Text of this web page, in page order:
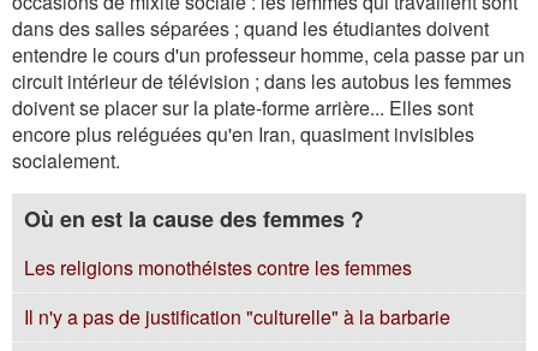
dans des salles séparées ; quand les étudiantes doivent
entendre le cours d'un professeur homme, cela passe par un
circuit intérieur de télévision ; dans les autobus les femmes
doivent se placer sur la plate-forme arrière... Elles sont
encore plus reléguées qu'en Iran, quasiment invisibles
socialement.
Où en est la cause des femmes ?
Les religions monothéistes contre les femmes
Il n'y a pas de justification "culturelle" à la barbarie